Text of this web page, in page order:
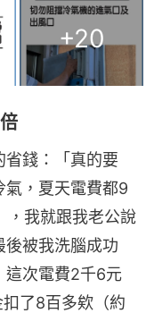
+20
省錢：「真的要
氣，夏天電費都9
，我就跟我老公說
後被我洗腦成功
這次電費2千6元
扣了8百多欸（約